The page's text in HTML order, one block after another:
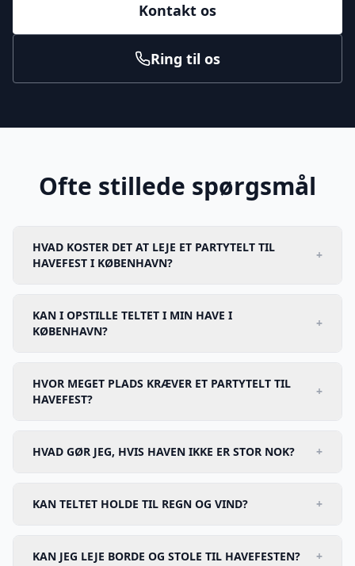
Kontakt os
Ring til os
Ofte stillede spørgsmål
HVAD KOSTER DET AT LEJE ET PARTYTELT TIL
HAVEFEST I KØBENHAVN?
+
KAN I OPSTILLE TELTET I MIN HAVE I
KØBENHAVN?
+
HVOR MEGET PLADS KRÆVER ET PARTYTELT TIL
HAVEFEST?
+
HVAD GØR JEG, HVIS HAVEN IKKE ER STOR NOK? +
KAN TELTET HOLDE TIL REGN OG VIND? +
KAN JEG LEJE BORDE OG STOLE TIL HAVEFESTEN? +